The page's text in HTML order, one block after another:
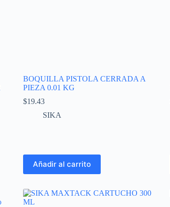
BOQUILLA PISTOLA CERRADA A
PIEZA 0.01 KG
$19.43
SIKA
Añadir al carrito